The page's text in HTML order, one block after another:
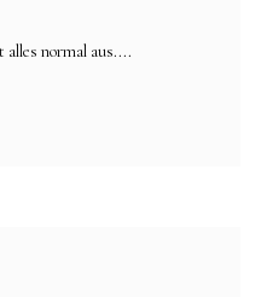
normal aus....